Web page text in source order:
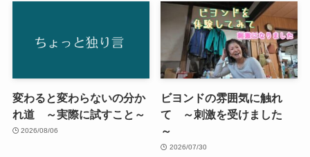
変わると変わらないの分か
れ道 ～実際に試すこと～
2026/08/06
ビヨンドの雰囲気に触れ
て ～刺激を受けました
～
2026/07/30